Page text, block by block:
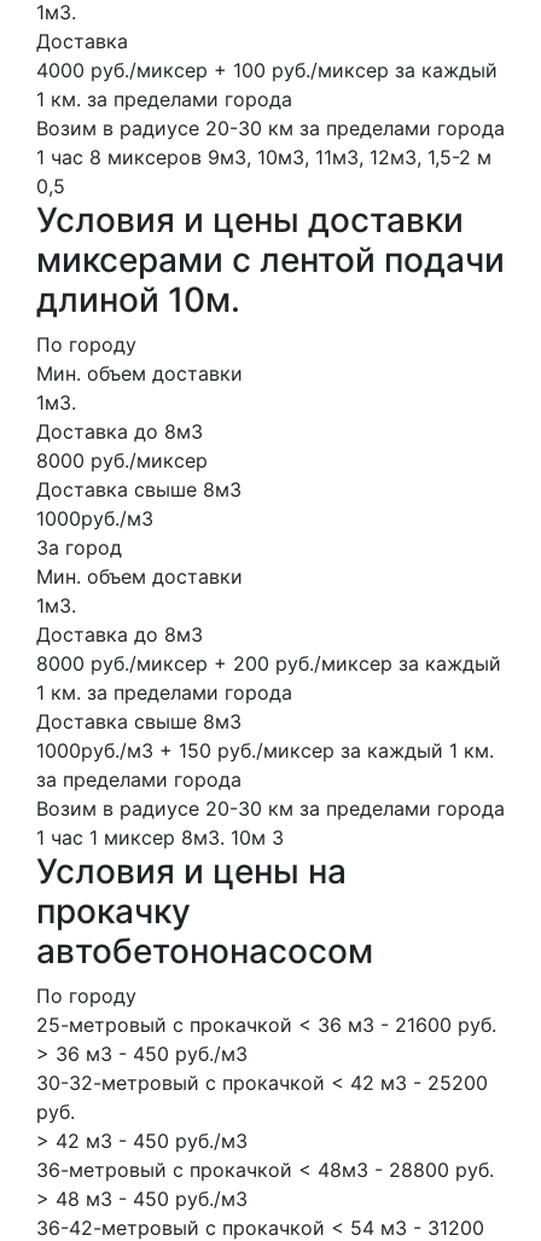
1м3.
Доставка
4000 руб./миксер + 100 руб./миксер за каждый
1 км. за пределами города
Возим в радиусе 20-30 км за пределами города
1 час 8 миксеров 9м3, 10м3, 11м3, 12м3, 1,5-2 м
0,5
Условия и цены доставки
миксерами с лентой подачи
длиной 10м.
По городу
Мин. объем доставки
1м3.
Доставка до 8м3
8000 руб./миксер
Доставка свыше 8м3
1000руб./м3
За город
Мин. объем доставки
1м3.
Доставка до 8м3
8000 руб./миксер + 200 руб./миксер за каждый
1 км. за пределами города
Доставка свыше 8м3
1000руб./м3 + 150 руб./миксер за каждый 1 км.
за пределами города
Возим в радиусе 20-30 км за пределами города
1 час 1 миксер 8м3. 10м 3
Условия и цены на
прокачку
автобетононасосом
По городу
25-метровый с прокачкой < 36 м3 - 21600 руб.
> 36 м3 - 450 руб./м3
30-32-метровый с прокачкой < 42 м3 - 25200
руб.
> 42 м3 - 450 руб./м3
36-метровый с прокачкой < 48м3 - 28800 руб.
> 48 м3 - 450 руб./м3
36-42-метровый с прокачкой < 54 м3 - 31200